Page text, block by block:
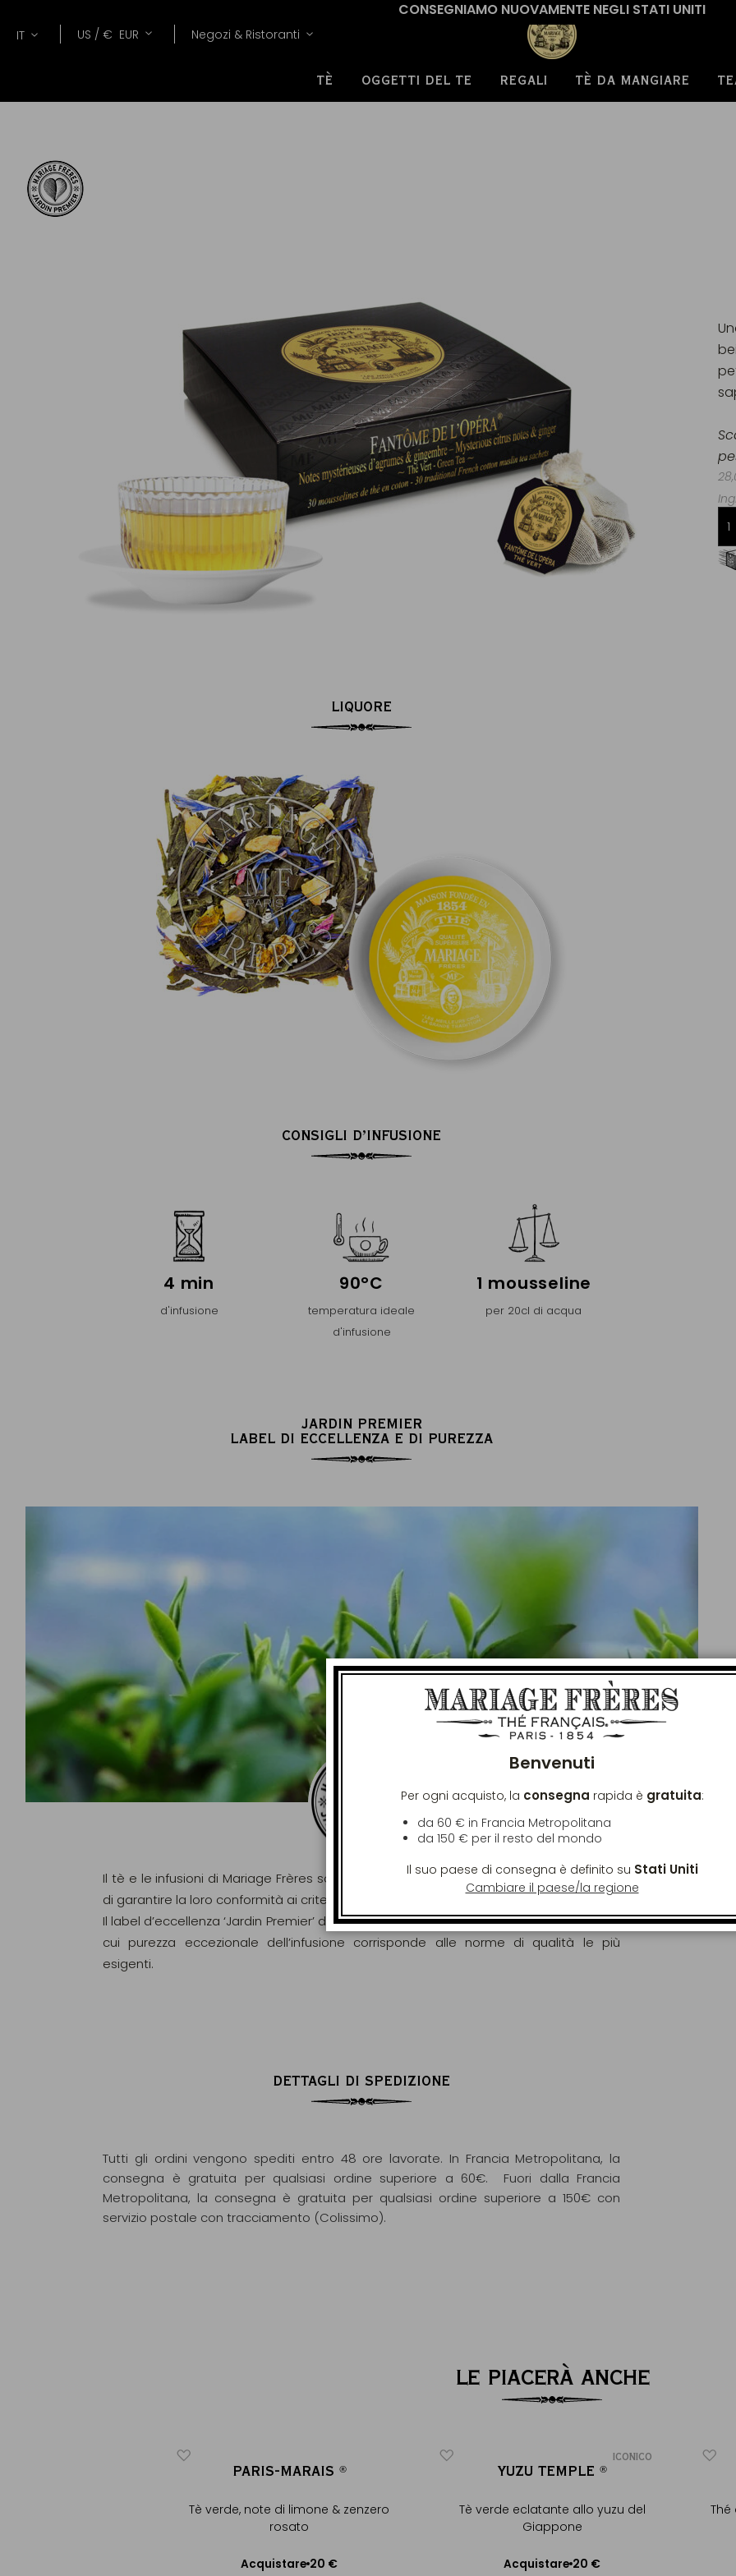
CONSEGNIAMO NUOVAMENTE NEGLI STATI UNITI
Lang
IT Valuta
US / € EUR Negozi & Ristoranti
TÈ OGGETTI DEL TE REGALI TÈ DA MANGIARE
Pagamento online sicuro al 100 %
(MasterCard, CB, Visa, PayPal)
Consegna gratuita da 60€
in Francia Metropolitana
LIQUORE
CONSIGLI D’INFUSIONE
4 min
d'infusione
90°C
temperatura ideale
d'infusione
1 mousseline
per 20cl di acqua
JARDIN PREMIER
LABEL DI ECCELLENZA E DI PUREZZA
Il tè e le infusioni di Mariage Frères sono rigorosamente analizzati e controllati al fine
di garantire la loro conformità ai criteri delle norme europee (EC) N° 396/2005.
Il label d’eccellenza ‘Jardin Premier’ di Mariage Frères è riservato ai tè e altre piante la
cui purezza eccezionale dell’infusione corrisponde alle norme di qualità le più
esigenti.
DETTAGLI DI SPEDIZIONE
Tutti gli ordini vengono spediti entro 48 ore lavorate. In Francia Metropolitana, la
consegna è gratuita per qualsiasi ordine superiore a 60€. Fuori dalla Francia
Metropolitana, la consegna è gratuita per qualsiasi ordine superiore a 150€ con
servizio postale con tracciamento (Colissimo).
LE PIACERÀ ANCHE
PARIS-MARAIS ®
Tè verde, note di limone & zenzero
rosato
Acquistare 20 €
ICONICO
YUZU TEMPLE ®
Tè verde eclatante allo yuzu del
Giappone
Acquistare 20 €
Thé
Benvenuti
Per ogni acquisto, la consegna rapida è gratuita:
da 60 € in Francia Metropolitana
da 150 € per il resto del mondo
Il suo paese di consegna è definito su Stati Uniti
Cambiare il paese/la regione